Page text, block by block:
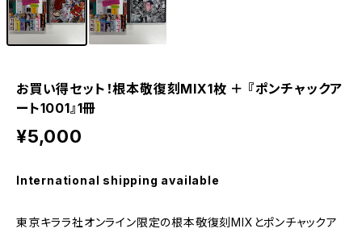
お買い得セット！根本敬復刻MIX1枚 ＋ 『ポンチャックア
ート1001』1冊
¥5,000
International shipping available
東京キララ社オンライン限定の根本敬復刻MIXとポンチャックア